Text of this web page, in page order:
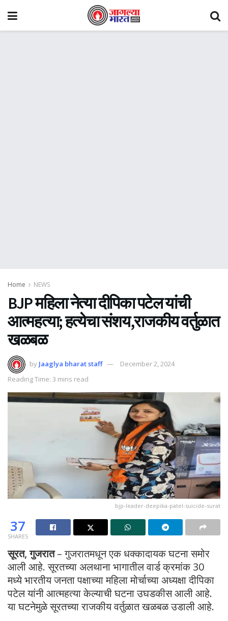
Home NEWS
BJP महिला नेत्या दीपिका पटेल यांची
आत्महत्या; हत्येचा संशय,राजकीय वर्तुळात
खळबळ
by Jaaglya bharat staff
December 2, 2024
Reading Time: 3 mins read
bjp-leader-deepika-patel-suicide-surat
37
SHARES
सूरत, गुजरात– गुजरातमधून एक धक्कादायक घटना समोर
आली आहे. सूरतच्या अलथाना भागातील वार्ड क्रमांक 30
मध्ये भारतीय जनता पक्षाच्या महिला मोर्चाच्या अध्यक्षा दीपिका
पटेल यांनी आत्महत्या केल्याची घटना उघडकीस आली आहे.
या घटनेमुळे सूरतच्या राजकीय वर्तुळात खळबळ उडाली आहे.